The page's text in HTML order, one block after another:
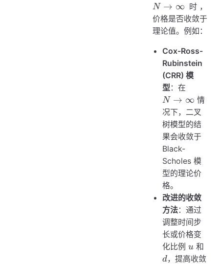
N → ∞ 时，
价格是否收敛于
理论值。例如：
Cox-Ross-
Rubinstein
(CRR) 模
型 ：在
\infty
N → ∞ 情
况下，二叉
树模型的结
果会收敛于
Black-
Scholes 模
型的理论价
格。
改进的收敛
方法：通过
调整时间步
长或价格变
化比例 u
u 和
d，提高收敛